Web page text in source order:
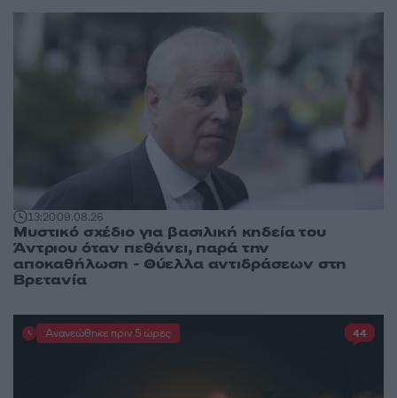
13:2009.08.26
Μυστικό σχέδιο για βασιλική κηδεία του
Άντριου όταν πεθάνει, παρά την
αποκαθήλωση - Θύελλα αντιδράσεων στη
Βρετανία
Ανανεώθηκε πριν 5 ώρες 44